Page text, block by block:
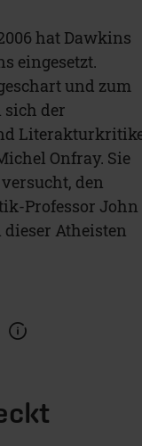
hat Dawkins
eingesetzt.
und zum
sich der
Onfray. Sie
den
Professor John
Atheisten